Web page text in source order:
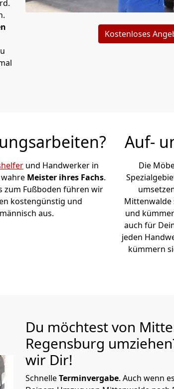
Kostenloses
und Handwerker in
Meister ihres Fachs.
zum Fußboden führen wir
kostengünstig und
aus.
Auf-
Die
Mittenwalde
und
auch für
jeden
kümmern
Du möchtest von
Regensburg
wir Dir!
SchnelleTerminvergabe. Auch wenn